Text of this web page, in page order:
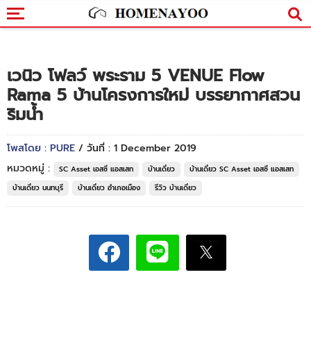
เวนิว โฟลว์ พระราม 5 VENUE Flow
Rama 5 บ้านโครงการใหม่ บรรยากาศสวน
ริมน้ำ
โพสโดย : PURE / วันที่ : 1 December 2019
หมวดหมู่ :
SC Asset เอสซี แอสเสท บ้านเดี่ยว
บ้านเดี่ยว SC Asset เอสซี แอสเสท
บ้านเดี่ยว นนทบุรี
บ้านเดี่ยว อำเภอเมือง รีวิว บ้านเดี่ยว